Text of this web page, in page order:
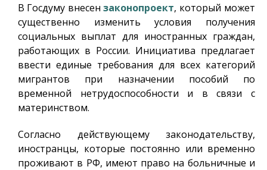
В Госдуму внесен законопроект, который может
существенно изменить условия получения
социальных выплат для иностранных граждан,
работающих в России. Инициатива предлагает
ввести единые требования для всех категорий
мигрантов при назначении пособий по
временной нетрудоспособности и в связи с
материнством.
Согласно действующему законодательству,
иностранцы, которые постоянно или временно
проживают в РФ, имеют право на больничные и